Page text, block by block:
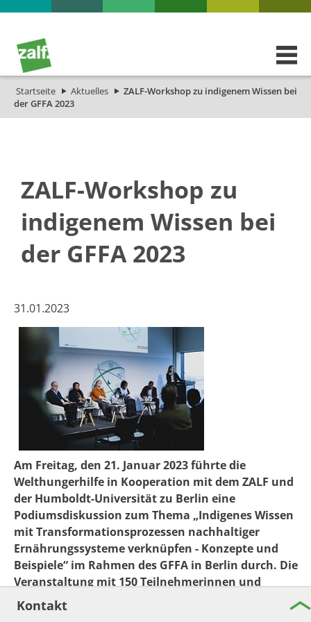
Startseite Aktuelles
ZALF-Workshop zu indigenem Wissen bei
der GFFA 2023
ZALF-Workshop zu
indigenem Wissen bei
der GFFA 2023
31.01.2023
Am Freitag, den 21. Januar 2023 führte die
Welthungerhilfe in Kooperation mit dem ZALF und
der Humboldt-Universität zu Berlin eine
Podiumsdiskussion zum Thema „Indigenes Wissen
mit Transformationsprozessen nachhaltiger
Ernährungssysteme verknüpfen - Konzepte und
Beispiele“ im Rahmen des GFFA in Berlin durch. Die
Veranstaltung mit 150 Teilnehmerinnen und
Teilnehmern wurde von Dr. Katharina Löhr
moderiert.
Kontakt